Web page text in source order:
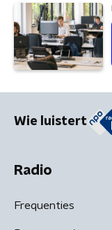
Wie luistert
Radio
Frequenties